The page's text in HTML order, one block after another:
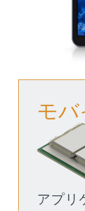
モ
アプリ